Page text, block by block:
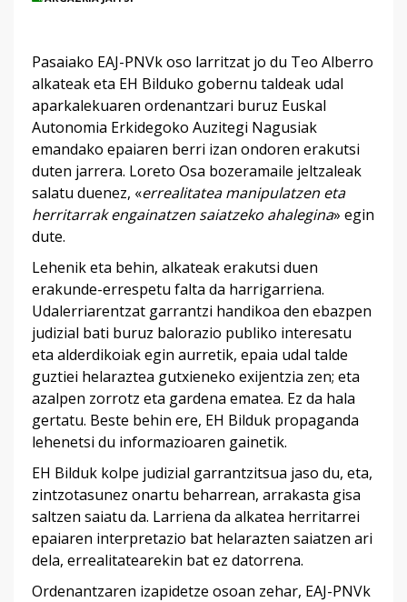
Pasaiako EAJ-PNVk oso larritzat jo du Teo Alberro
alkateak eta EH Bilduko gobernu taldeak udal
aparkalekuaren ordenantzari buruz Euskal
Autonomia Erkidegoko Auzitegi Nagusiak
emandako epaiaren berri izan ondoren erakutsi
duten jarrera. Loreto Osa bozeramaile jeltzaleak
salatu duenez, «errealitatea manipulatzen eta
herritarrak engainatzen saiatzeko ahalegina» egin
dute.
Lehenik eta behin, alkateak erakutsi duen
erakunde-errespetu falta da harrigarriena.
Udalerriarentzat garrantzi handikoa den ebazpen
judizial bati buruz balorazio publiko interesatu
eta alderdikoiak egin aurretik, epaia udal talde
guztiei helaraztea gutxieneko exijentzia zen; eta
azalpen zorrotz eta gardena ematea. Ez da hala
gertatu. Beste behin ere, EH Bilduk propaganda
lehenetsi du informazioaren gainetik.
EH Bilduk kolpe judizial garrantzitsua jaso du, eta,
zintzotasunez onartu beharrean, arrakasta gisa
saltzen saiatu da. Larriena da alkatea herritarrei
epaiaren interpretazio bat helarazten saiatzen ari
dela, errealitatearekin bat ez datorrena.
Ordenantzaren izapidetze osoan zehar, EAJ-PNVk